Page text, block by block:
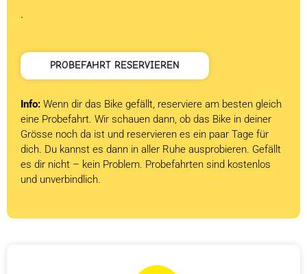
.
PROBEFAHRT RESERVIEREN
Info: Wenn dir das Bike gefällt, reserviere am besten gleich
eine Probefahrt. Wir schauen dann, ob das Bike in deiner
Grösse noch da ist und reservieren es ein paar Tage für
dich. Du kannst es dann in aller Ruhe ausprobieren. Gefällt
es dir nicht – kein Problem. Probefahrten sind kostenlos
und unverbindlich.